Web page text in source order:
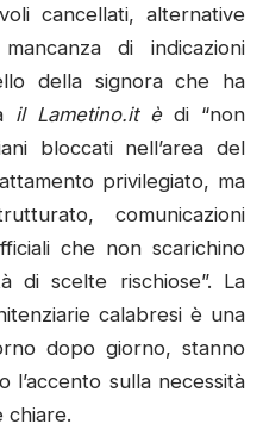
cancellati, alternative
di indicazioni
della signora che ha
il Lametino.it è di “non
bloccati nell’area del
privilegiato, ma
comunicazioni
che non scarichino
di scelte rischiose”. La
calabresi è una
dopo giorno, stanno
sulla necessità
chiare.